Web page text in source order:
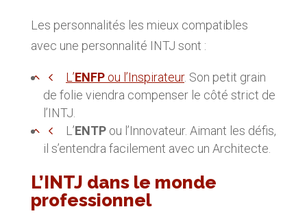
Les personnalités les mieux compatibles
avec une personnalité INTJ sont :
L’ENFP ou l’Inspirateur. Son petit grain
de folie viendra compenser le côté strict de
l’INTJ.
L’ENTP ou l’Innovateur. Aimant les défis,
il s’entendra facilement avec un Architecte.
L’INTJ dans le monde
professionnel